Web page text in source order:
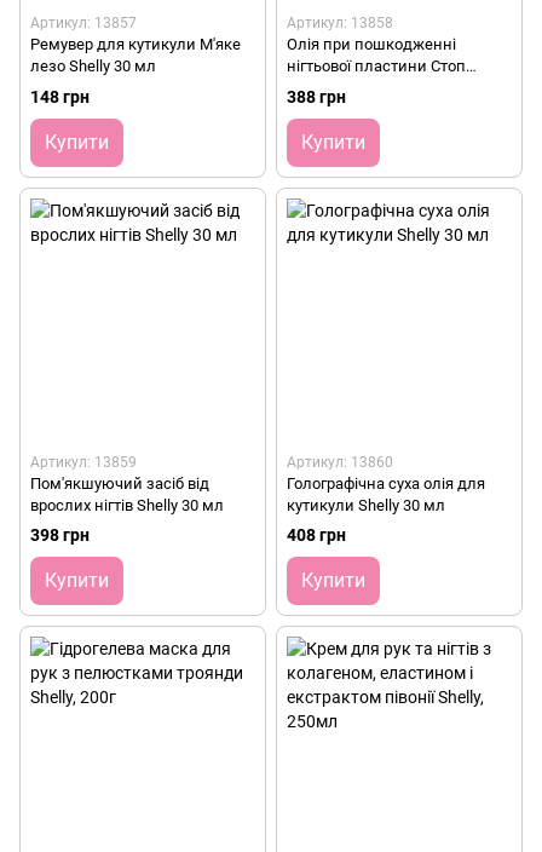
Артикул: 13857
Ремувер для кутикули М'яке
лезо Shelly 30 мл
148 грн
Купити
Артикул: 13858
Олія при пошкодженні
нігтьової пластини Стоп
Оніхолізис Shelly 30 мл
388 грн
Купити
Артикул: 13859
Пом'якшуючий засіб від
врослих нігтів Shelly 30 мл
398 грн
Купити
Артикул: 13860
Голографічна суха олія для
кутикули Shelly 30 мл
408 грн
Купити